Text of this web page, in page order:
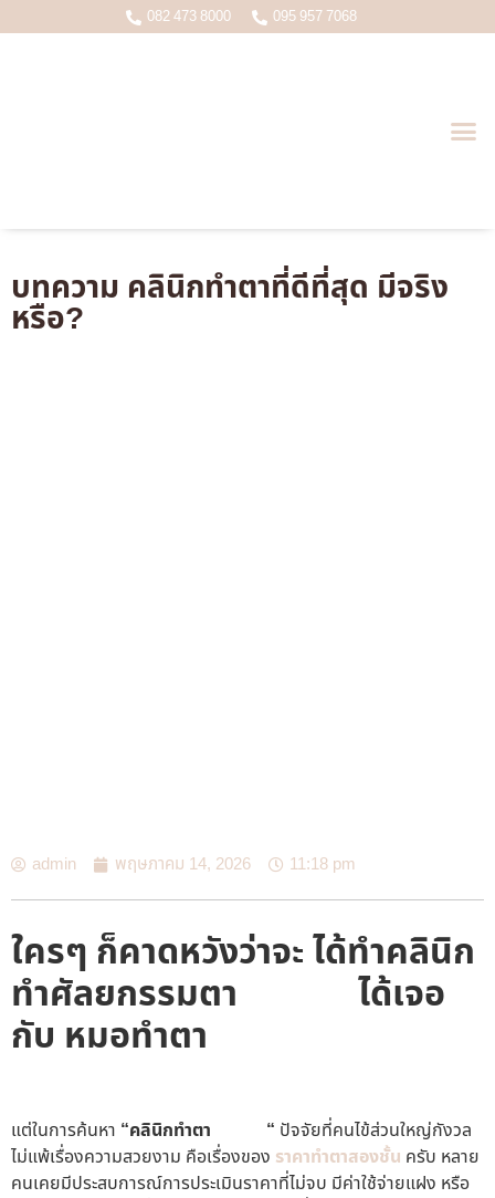
082 473 8000 095 957 7068
บทความ คลินิกทำตาที่ดีที่สุด มีจริง
หรือ?
admin พฤษภาคม 14, 2026 11:18 pm
ใครๆ ก็คาดหวังว่าจะ ได้ทำคลินิก
ทำศัลยกรรมตา ได้เจอ
กับ หมอทำตา
แต่ในการค้นหา “คลินิกทำตา “ ปัจจัยที่คนไข้ส่วนใหญ่กังวล
ไม่แพ้เรื่องความสวยงาม คือเรื่องของ ราคาทำตาสองชั้น ครับ หลาย
คนเคยมีประสบการณ์การประเมินราคาที่ไม่จบ มีค่าใช้จ่ายแฝง หรือ